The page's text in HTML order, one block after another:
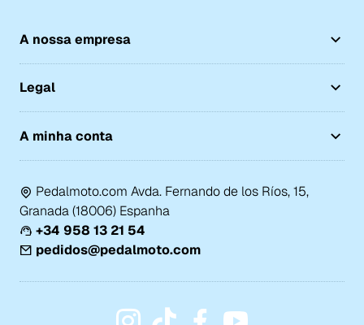
A nossa empresa
Legal
A minha conta
Pedalmoto.com Avda. Fernando de los Ríos, 15,
Granada (18006) Espanha
+34 958 13 21 54
pedidos@pedalmoto.com